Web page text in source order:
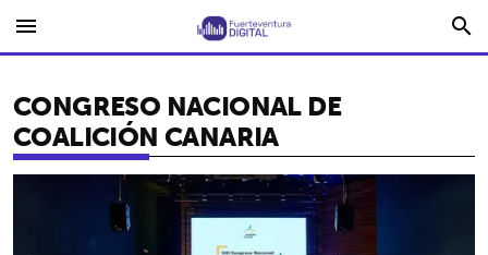
menu search
CONGRESO NACIONAL DE
COALICIÓN CANARIA